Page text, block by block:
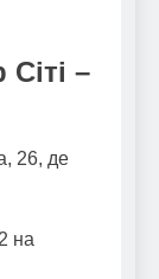
–
26, де
на